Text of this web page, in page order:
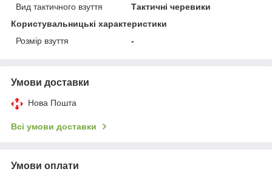
Вид тактичного взуття
Тактичні черевики
Користувальницькі характеристики
Розмір взуття
-
Умови доставки
Нова Пошта
Всі умови доставки
Умови оплати